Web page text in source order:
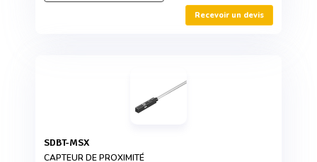
Recevoir un devis
SDBT-MSX
CAPTEUR DE PROXIMITÉ